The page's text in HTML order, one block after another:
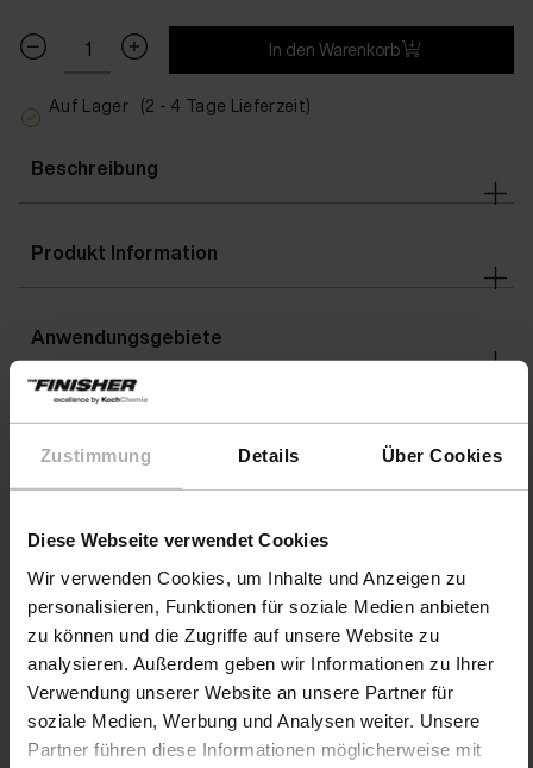
Zustimmung Details Über Cookies
Diese Webseite verwendet Cookies
Wir verwenden Cookies, um Inhalte und Anzeigen zu
personalisieren, Funktionen für soziale Medien anbieten
zu können und die Zugriffe auf unsere Website zu
analysieren. Außerdem geben wir Informationen zu Ihrer
Verwendung unserer Website an unsere Partner für
soziale Medien, Werbung und Analysen weiter. Unsere
Partner führen diese Informationen möglicherweise mit
In den Warenkorb
Auf Lager (2 - 4 Tage Lieferzeit)
Beschreibung
Produkt Information
Anwendungsgebiete
Anwendungsempfehlung